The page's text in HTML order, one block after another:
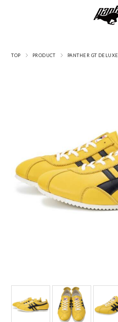
TOP PRODUCT PANTHER GT DELUXE